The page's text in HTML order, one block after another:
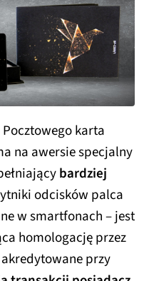
karta
na awersie specjalny
bardziej
odcisków palca
w smartfonach – jest
homologację przez
przy